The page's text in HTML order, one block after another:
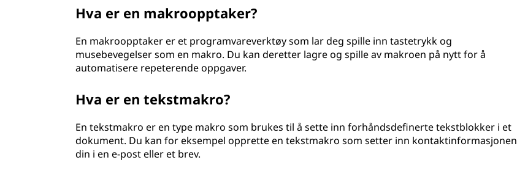
Hva er en makroopptaker?
En makroopptaker er et programvareverktøy som lar deg spille inn tastetrykk og
musebevegelser som en makro. Du kan deretter lagre og spille av makroen på nytt for å
automatisere repeterende oppgaver.
Hva er en tekstmakro?
En tekstmakro er en type makro som brukes til å sette inn forhåndsdefinerte tekstblokker i et
dokument. Du kan for eksempel opprette en tekstmakro som setter inn kontaktinformasjonen
din i en e-post eller et brev.